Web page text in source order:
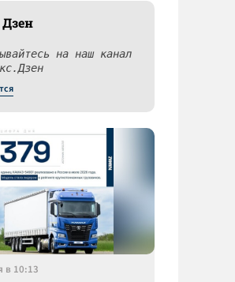
Дзен
на наш канал
в 10:13